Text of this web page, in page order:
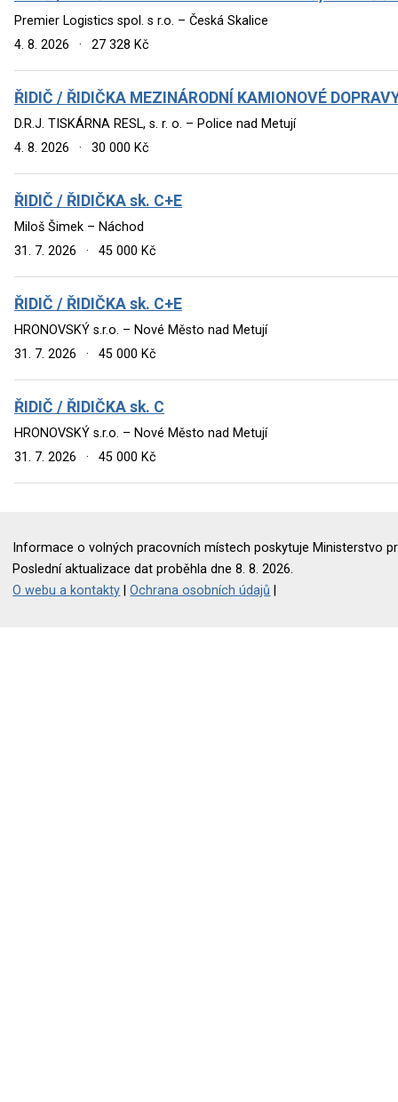
Premier Logistics spol. s r.o. – Česká Skalice
4. 8. 2026
· 27 328 Kč
ŘIDIČ / ŘIDIČKA MEZINÁRODNÍ KAMIONOVÉ
D.R.J. TISKÁRNA RESL, s. r. o. – Police nad Metují
4. 8. 2026
· 30 000 Kč
ŘIDIČ / ŘIDIČKA sk. C+E
Miloš Šimek – Náchod
31. 7. 2026
· 45 000 Kč
ŘIDIČ / ŘIDIČKA sk. C+E
HRONOVSKÝ s.r.o. – Nové Město nad Metují
31. 7. 2026
· 45 000 Kč
ŘIDIČ / ŘIDIČKA sk. C
HRONOVSKÝ s.r.o. – Nové Město nad Metují
31. 7. 2026
· 45 000 Kč
Informace o volných pracovních místech poskytuje Ministerstvo
Poslední aktualizace dat proběhla dne 8. 8. 2026.
O webu a kontakty |Ochrana osobních údajů